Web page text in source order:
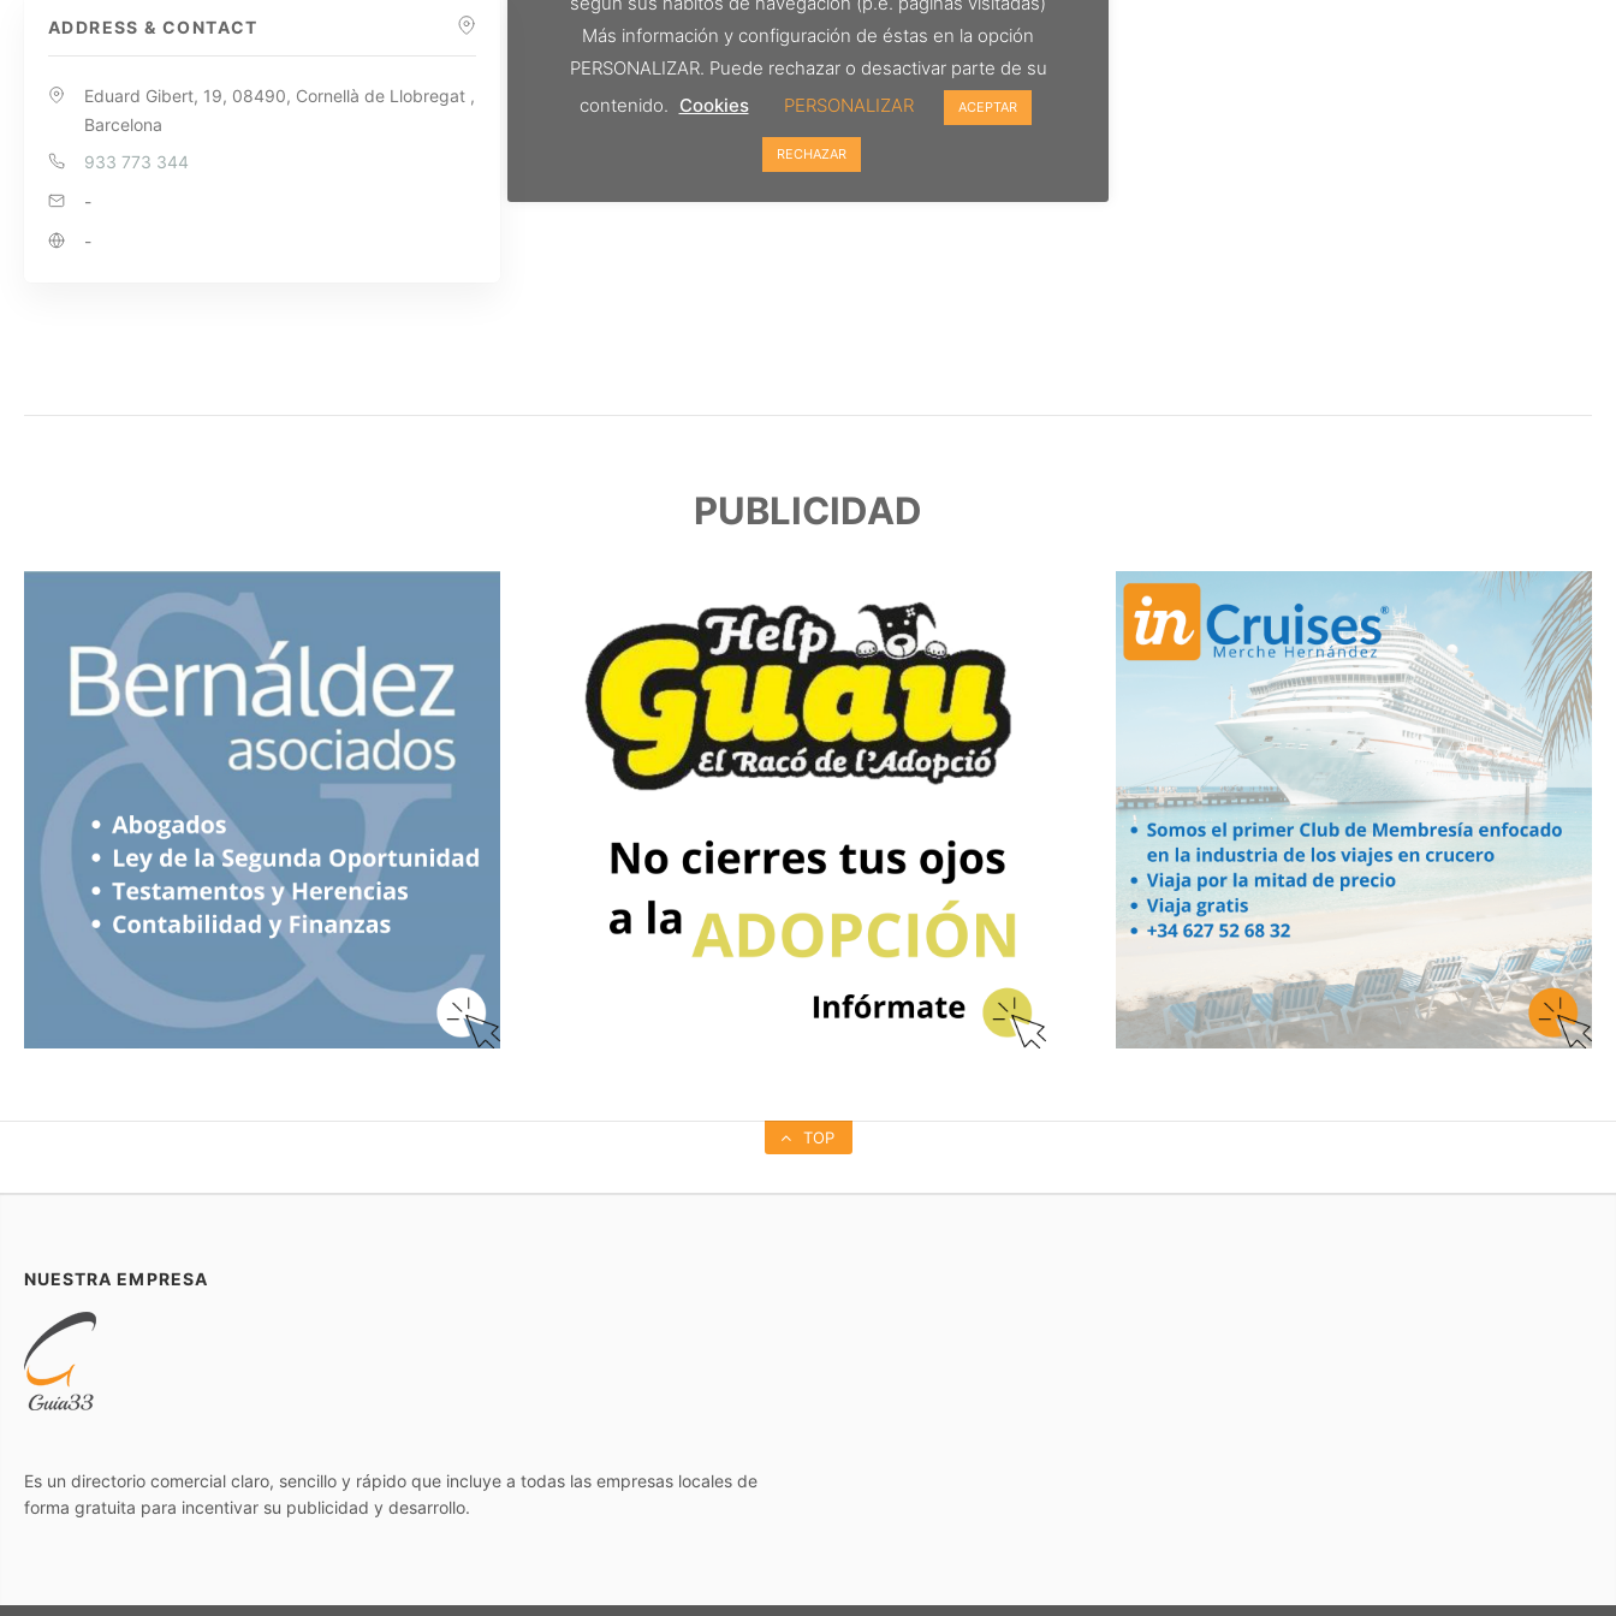
ADDRESS & CONTACT
Eduard Gibert, 19, 08490, Cornellà de Llobregat ,
Barcelona
933 773 344
-
-
PUBLICIDAD
TOP
NUESTRA EMPRESA
Es un directorio comercial claro, sencillo y rápido que incluye a todas las empresas locales de
forma gratuita para incentivar su publicidad y desarrollo.
Más información y configuración de éstas en la opción
PERSONALIZAR. Puede rechazar o desactivar parte de su
contenido. Cookies PERSONALIZAR ACEPTAR
RECHAZAR